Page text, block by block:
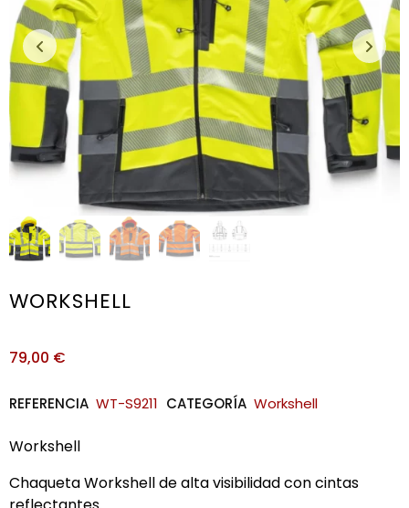
WORKSHELL
79,00 €
REFERENCIA WT-S9211 CATEGORÍA Workshell
Workshell
Chaqueta Workshell de alta visibilidad con cintas